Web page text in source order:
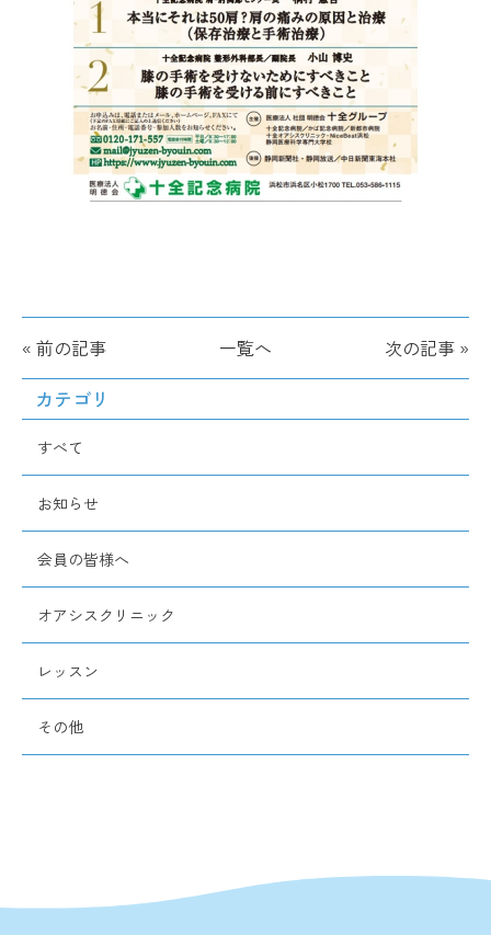
« 前の記事 一覧へ 次の記事 »
カテゴリ
すべて
お知らせ
会員の皆様へ
オアシスクリニック
レッスン
その他